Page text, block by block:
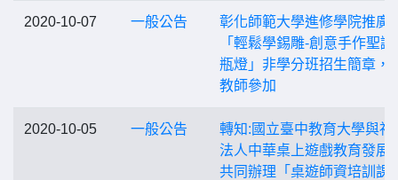
2020-10-07 一般公告
彰化師範大學進修學院推廣
「輕鬆學錫雕-創意手作聖誕
瓶燈」非學分班招生簡章，
教師參加
2020-10-05 一般公告
轉知:國立臺中教育大學與社
法人中華桌上遊戲教育發展
共同辦理「桌遊師資培訓課